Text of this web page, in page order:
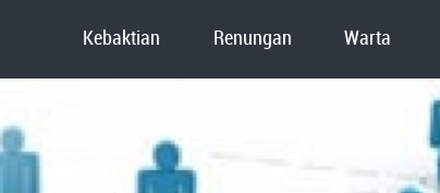
Kebaktian Renungan Warta